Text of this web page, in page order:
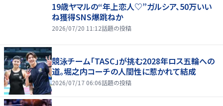
19歳ヤマルの“年上恋人♡”ガルシア、50万いい
ね獲得SNS爆跳ねか
2026/07/20 11:12話題の投稿
競泳チーム「TASC」が挑む2028年ロス五輪への
道。堀之内コーチの人間性に惹かれて結成
2026/07/17 06:06話題の投稿